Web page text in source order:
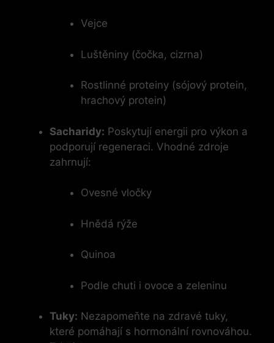
Vejce
Luštěniny (čočka, cizrna)
Rostlinné proteiny (sójový protein,
⁢hrachový protein)
Sacharidy: Poskytují energii pro výkon a
podporují regeneraci. Vhodné‌ zdroje
zahrnují:
Ovesné ‌vločky
Hnědá rýže
Quinoa
Podle chuti i ovoce a zeleninu
Tuky: Nezapomeňte na zdravé tuky, ​
které pomáhají s hormonální rovnováhou.